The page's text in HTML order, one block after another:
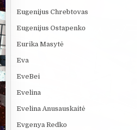
Eugenijus Chrebtovas
Eugenijus Ostapenko
Eurika Masytė
Eva
EveBei
Evelina
Evelina Anusauskaitė
Evgenya Redko